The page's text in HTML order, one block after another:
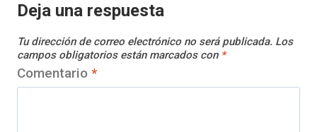
Deja una respuesta
Tu dirección de correo electrónico no será publicada. Los
campos obligatorios están marcados con *
Comentario *